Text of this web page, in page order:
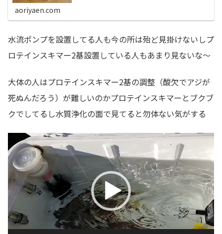
aoriyaen.com
水流ポンプを設置してる人も今の所は殆ど見掛けないしプ
ロテインスキマー2基設置している人もあまり見ないな～
大体の人はプロテインスキマー2基の調整（酸欠でアジが
死ぬんだろう）が難しいのかプロテインスキマーとブクブ
クでしてるし水質浄化の面で見てると勿体ない気がする
画
プ
レ
ー
ヤ